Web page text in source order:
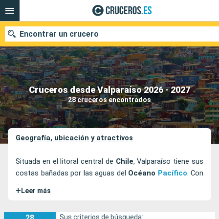
Cruceros desde Valparaíso 2026 - 2027
28 cruceros encontrados
Encontrar un crucero
Nuestros destinos
Fecha de salida
Buscar
Geografía, ubicación y atractivos
Situada en el litoral central de Chile, Valparaíso tiene sus
costas bañadas por las aguas del Océano Pacífico. Con
+ Leer más
Sus criterios de búsqueda: